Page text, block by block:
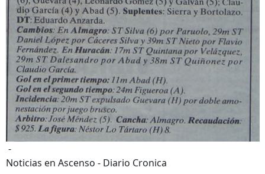
-
Noticias en Ascenso - Diario Cronica